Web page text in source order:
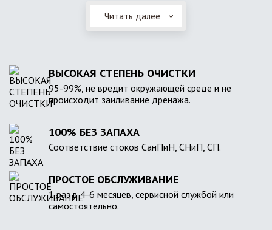
Читать далее
ВЫСОКАЯ СТЕПЕНЬ ОЧИСТКИ
95-99%, не вредит окружающей среде и не
происходит заиливание дренажа.
100% БЕЗ ЗАПАХА
Соответствие стоков СанПиН, СНиП, СП.
ПРОСТОЕ ОБСЛУЖИВАНИЕ
1 раз в 4-6 месяцев, сервисной службой или
самостоятельно.